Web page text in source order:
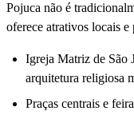
Pojuca não é
oferece atrativos locais
Igreja Matriz de São
arquitetura religiosa
Praças centrais e